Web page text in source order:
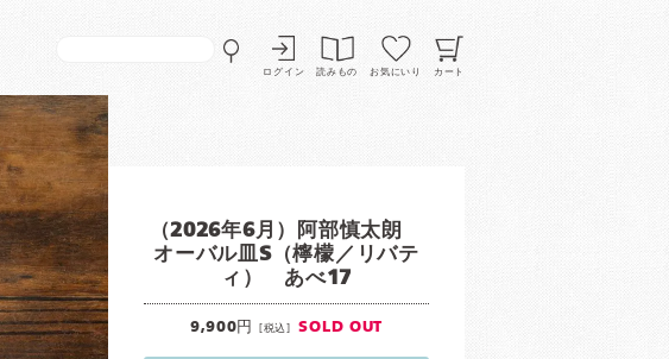
ログイン 読みもの お気にいり カート
（2026年6月）阿部慎太朗
オーバル皿S（檸檬／リバテ
ィ） あべ17
9,900円 [税込] SOLD OUT